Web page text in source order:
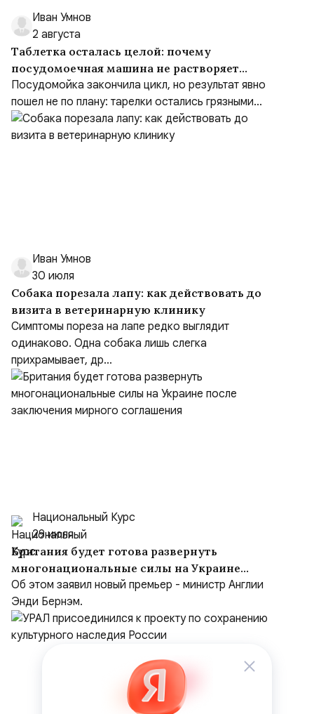
Иван Умнов
2 августа
Таблетка осталась целой: почему
посудомоечная машина не растворяет
средство
Посудомойка закончила цикл, но результат явно
пошел не по плану: тарелки остались грязными...
Иван Умнов
30 июля
Собака порезала лапу: как действовать до
визита в ветеринарную клинику
Симптомы пореза на лапе редко выглядит
одинаково. Одна собака лишь слегка
прихрамывает, др...
Национальный Курс
29 июля
Британия будет готова развернуть
многонациональные силы на Украине
после заключения мирного соглашения
Об этом заявил новый премьер - министр Англии
Энди Бернэм.